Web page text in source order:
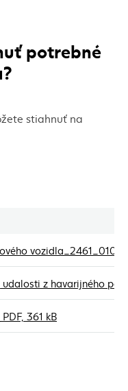
potrebné
stiahnuť na
z havarijného
361 kB(externý odkaz)